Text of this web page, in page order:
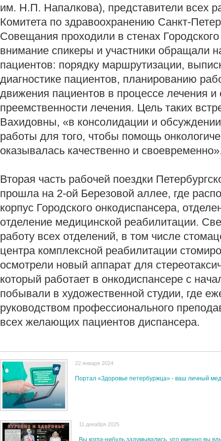
им. Н.П. Напалкова), представители всех
Комитета по здравоохранению Санкт-
Совещания проходили в стенах
внимание спикеры и участники обращали
пациентов: порядку маршрутизации,
диагностике пациентов, планированию
движения пациентов в процессе лечения
преемственности лечения. Цель таких
Вахидовны, «в консолидации и
работы для того, чтобы помощь
оказывалась качественно и
Вторая часть рабочей поездки
прошла на 2-ой Березовой аллее, где
корпус Городского онкодиспансера,
отделение медицинской реабилитации.
работу всех отделений, в том числе
центра комплексной реабилитации
осмотрели новый аппарат для
который работает в онкодиспансере с
побывали в художественной студии, где
руководством профессионального
всех желающих пациентов диспансера.
22 января 2024
Портал «Здоровье петербуржца» - ваш личный
11 декабря 2025
Вы когда‑нибудь задумывались, что именно вы